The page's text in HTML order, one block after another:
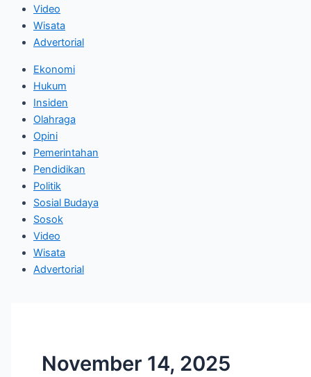
Video
Wisata
Advertorial
Ekonomi
Hukum
Insiden
Olahraga
Opini
Pemerintahan
Pendidikan
Politik
Sosial Budaya
Sosok
Video
Wisata
Advertorial
November 14, 2025